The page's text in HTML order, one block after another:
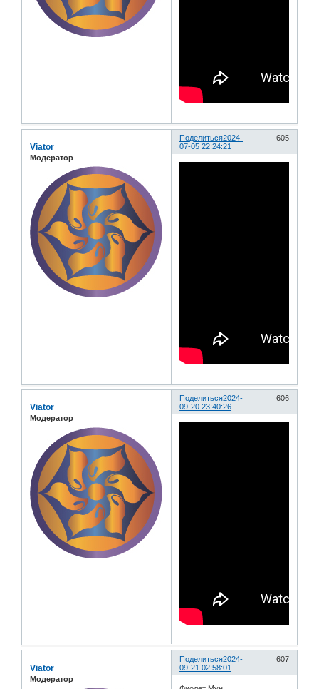
Поделиться 605
2024-
07-05 22:24:21
Viator
Модератор
Поделиться 606
2024-
09-20 23:40:26
Viator
Модератор
Поделиться 607
2024-
09-21 02:58:01
Viator
Модератор